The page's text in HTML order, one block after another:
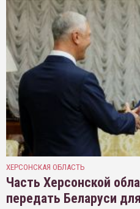
ХЕРСОНСКАЯ ОБЛАСТЬ
Часть Херсонской
передать Беларуси